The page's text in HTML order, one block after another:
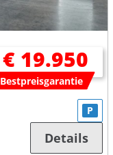
€ 19.950
Bestpreisgarantie
P
Details